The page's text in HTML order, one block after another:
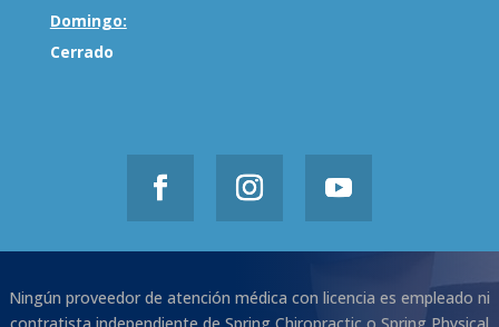
Domingo:
Cerrado
Ningún proveedor de atención médica con licencia es empleado ni
contratista independiente de Spring Chiropractic o Spring Physical